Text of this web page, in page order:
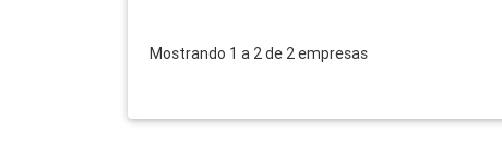
Mostrando 1 a 2 de 2 empresas